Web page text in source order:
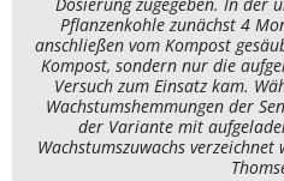
Pflanzenkohle zunächst 4
anschließen vom Kompost
Kompost, sondern nur die
Versuch zum Einsatz kam.
Wachstumshemmungen der
der Variante mit
Wachstumszuwachs